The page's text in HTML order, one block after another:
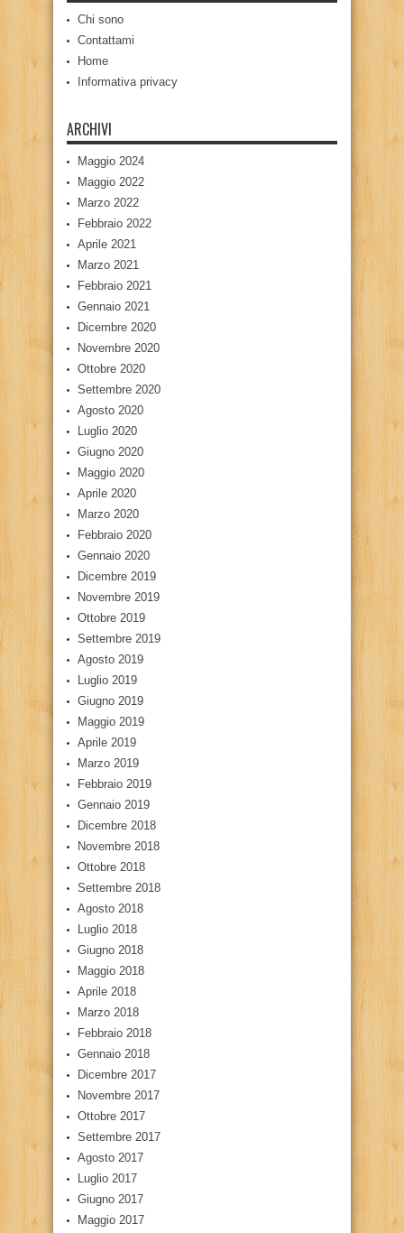
Chi sono
Contattami
Home
Informativa privacy
ARCHIVI
Maggio 2024
Maggio 2022
Marzo 2022
Febbraio 2022
Aprile 2021
Marzo 2021
Febbraio 2021
Gennaio 2021
Dicembre 2020
Novembre 2020
Ottobre 2020
Settembre 2020
Agosto 2020
Luglio 2020
Giugno 2020
Maggio 2020
Aprile 2020
Marzo 2020
Febbraio 2020
Gennaio 2020
Dicembre 2019
Novembre 2019
Ottobre 2019
Settembre 2019
Agosto 2019
Luglio 2019
Giugno 2019
Maggio 2019
Aprile 2019
Marzo 2019
Febbraio 2019
Gennaio 2019
Dicembre 2018
Novembre 2018
Ottobre 2018
Settembre 2018
Agosto 2018
Luglio 2018
Giugno 2018
Maggio 2018
Aprile 2018
Marzo 2018
Febbraio 2018
Gennaio 2018
Dicembre 2017
Novembre 2017
Ottobre 2017
Settembre 2017
Agosto 2017
Luglio 2017
Giugno 2017
Maggio 2017